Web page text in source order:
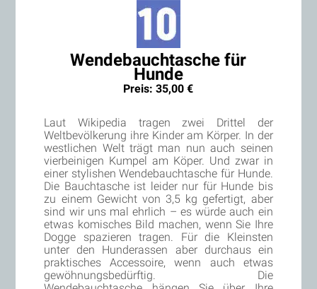
Wendebauchtasche für
Hunde
Preis: 35,00 €
Laut Wikipedia tragen zwei Drittel der
Weltbevölkerung ihre Kinder am Körper. In der
westlichen Welt trägt man nun auch seinen
vierbeinigen Kumpel am Köper. Und zwar in
einer stylishen Wendebauchtasche für Hunde.
Die Bauchtasche ist leider nur für Hunde bis
zu einem Gewicht von 3,5 kg gefertigt, aber
sind wir uns mal ehrlich – es würde auch ein
etwas komisches Bild machen, wenn Sie Ihre
Dogge spazieren tragen. Für die Kleinsten
unter den Hunderassen aber durchaus ein
praktisches Accessoire, wenn auch etwas
gewöhnungsbedürftig. Die